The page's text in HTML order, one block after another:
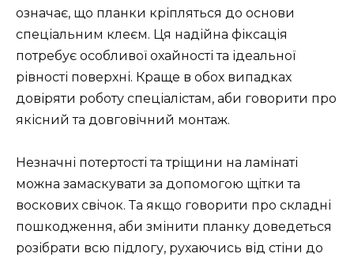
означає, що планки кріпляться до основи
спеціальним клеєм. Ця надійна фіксація
потребує особливої охайності та ідеальної
рівності поверхні. Краще в обох випадках
довіряти роботу спеціалістам, аби говорити про
якісний та довговічний монтаж.
Незначні потертості та тріщини на ламінаті
можна замаскувати за допомогою щітки та
воскових свічок. Та якщо говорити про складні
пошкодження, аби змінити планку доведеться
розібрати всю підлогу, рухаючись від стіни до